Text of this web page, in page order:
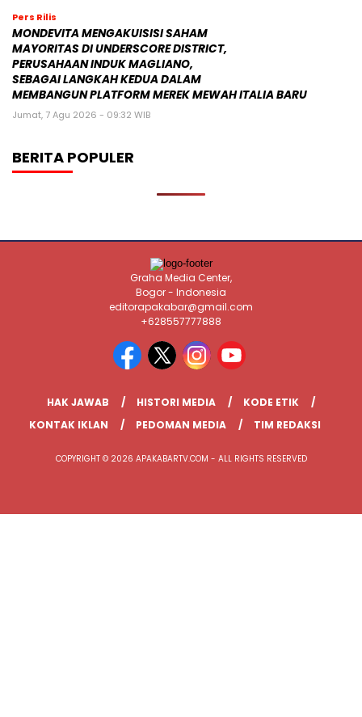
Pers Rilis
MONDEVITA MENGAKUISISI SAHAM
MAYORITAS DI UNDERSCORE DISTRICT,
PERUSAHAAN INDUK MAGLIANO,
SEBAGAI LANGKAH KEDUA DALAM
MEMBANGUN PLATFORM MEREK MEWAH ITALIA BARU
Jumat, 7 Agu 2026 - 09:32 WIB
BERITA POPULER
Graha Media Center,
Bogor - Indonesia
editorapakabar@gmail.com
+628557777888
HAK JAWAB HISTORI MEDIA
KODE ETIK
KONTAK IKLAN
PEDOMAN MEDIA TIM REDAKSI
COPYRIGHT © 2026 APAKABARTV.COM - ALL RIGHTS RESERVED